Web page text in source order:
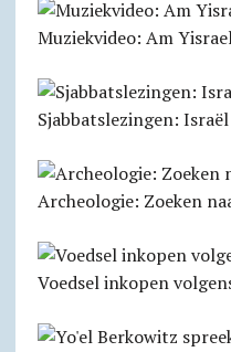
Muziekvideo: Am
Sjabbatslezingen:
Archeologie: Zoeken
Voedsel inkopen